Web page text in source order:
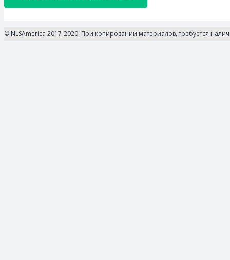
© NLSAmerica 2017-2020. При копировании материалов, требуется